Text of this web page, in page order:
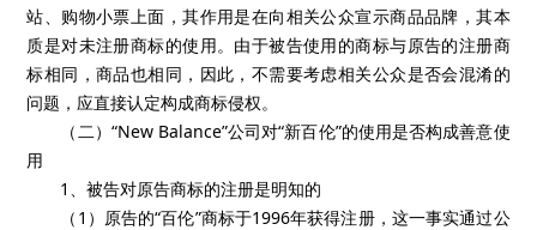
站、购物小票上面，其作用是在向相关公众宣示商品品牌，其本
质是对未注册商标的使用。由于被告使用的商标与原告的注册商
标相同，商品也相同，因此，不需要考虑相关公众是否会混淆的
问题，应直接认定构成商标侵权。
（二）“New Balance”公司对“新百伦”的使用是否构成善意使
用
1、被告对原告商标的注册是明知的
（1）原告的“百伦”商标于1996年获得注册，这一事实通过公